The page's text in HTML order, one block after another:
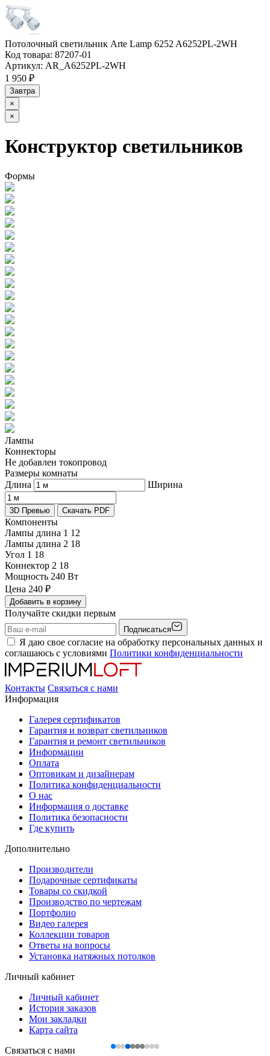
Потолочный светильник Arte Lamp 6252 A6252PL-2WH
Код товара: 87207-01
Артикул: AR_A6252PL-2WH
1 950 ₽
Завтра
×
×
Конструктор светильников
Формы
Лампы
Коннекторы
Не добавлен токопровод
Размеры комнаты
Длина
Ширина
3D Превью Скачать PDF
Компоненты
Лампы длина 1 12
Лампы длина 2 18
Угол 1 18
Коннектор 2 18
Мощность 240 Вт
Цена 240 ₽
Добавить в корзину
Получайте скидки первым
Подписаться
Я даю свое согласие на обработку персональных данных и
соглашаюсь с условиями Политики конфиденциальности
Контакты Связаться с нами
Информация
Галерея сертификатов
Гарантия и возврат светильников
Гарантия и ремонт светильников
Информации
Оплата
Оптовикам и дизайнерам
Политика конфиденциальности
О нас
Информация о доставке
Политика безопасности
Где купить
Дополнительно
Производители
Подарочные сертификаты
Товары со скидкой
Производство по чертежам
Портфолио
Видео галерея
Коллекции товаров
Ответы на вопросы
Установка натяжных потолков
Личный кабинет
Личный кабинет
История заказов
Мои закладки
Карта сайта
Связаться с нами